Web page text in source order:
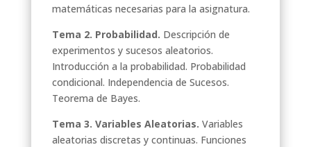
matemáticas necesarias para la asignatura.
Tema 2. Probabilidad. Descripción de
experimentos y sucesos aleatorios.
Introducción a la probabilidad. Probabilidad
condicional. Independencia de Sucesos.
Teorema de Bayes.
Tema 3. Variables Aleatorias. Variables
aleatorias discretas y continuas. Funciones